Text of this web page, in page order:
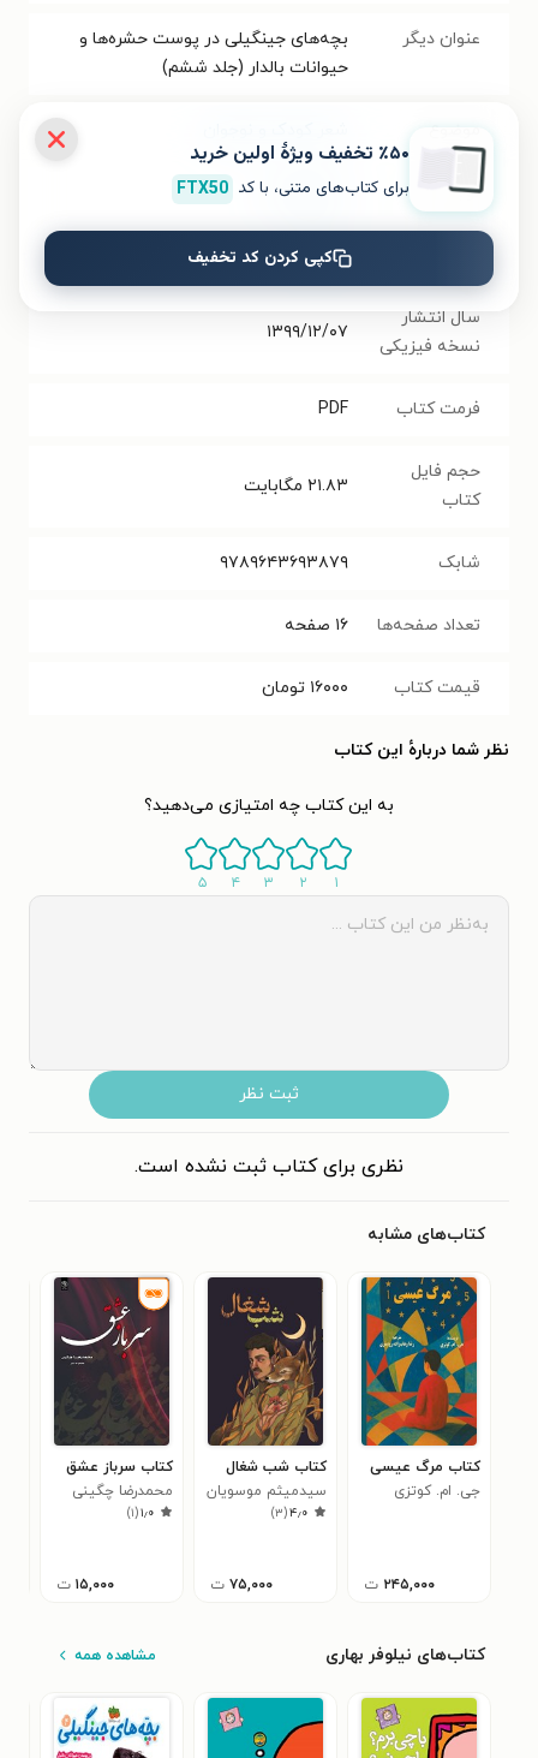
عنوان دیگر
بچه‌های جینگیلی در پوست حشره‌ها و
حیوانات بالدار (جلد ششم)
نویسنده نیلوفر بهاری
نشر افق
سال انتشار
نسخه فیزیکی
۱۳۹۹/۱۲/۰۷
فرمت کتاب PDF
حجم فایل
کتاب
۲۱.۸۳ مگابایت
شابک ۹۷۸۹۶۴۳۶۹۳۸۷۹
تعداد صفحه‌ها ۱۶ صفحه
قیمت کتاب ۱۶۰۰۰ تومان
نظر شما دربارهٔ این کتاب
به این کتاب چه امتیازی می‌دهید؟
۱ ۲ ۳ ۴ ۵
ثبت نظر
نظری برای کتاب ثبت نشده است.
کتاب‌های مشابه
کتاب مرگ عیسی
جی. ام. کوتزی
۲۴۵,۰۰۰ ت
کتاب شب شغال
سیدمیثم موسویان
۴٫۰(۳)
۷۵,۰۰۰ ت
کتاب سرباز عشق
محمدرضا چگینی
۱٫۰(۱)
۱۵,۰۰۰ ت
کتاب‌های نیلوفر بهاری مشاهده همه
٪۵۰ تخفیف ویژۀ اولین خرید
برای کتاب‌های متنی، با کد FTX50
کپی کردن کد تخفیف